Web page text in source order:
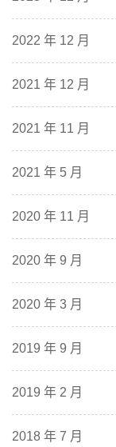
2022 年 12 月
2021 年 12 月
2021 年 11 月
2021 年 5 月
2020 年 11 月
2020 年 9 月
2020 年 3 月
2019 年 9 月
2019 年 2 月
2018 年 7 月